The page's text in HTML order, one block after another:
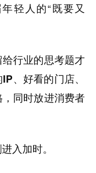
轻人的“既要又
行业的思考题才
、好看的门店、
同时放进消费者
入加时。